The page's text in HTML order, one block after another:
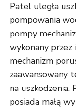
Patel uległa
pompowania
pompy
wykonany
mechanizm
zaawansowany
na uszkodzenia.
posiada małą